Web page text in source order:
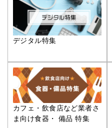
デジタル特集
カフェ・飲食店など業者さ
ま向け食器・ 備品 特集